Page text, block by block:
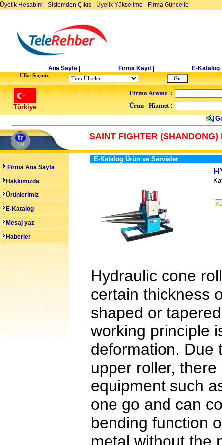
Üyelik Hesabım - Sistemden Çıkış - Üyelik Yükseltme - Firma Güncelle
Ana Sayfa Firma Kayıt E-Katalog
Ulke Seçiniz
Türkiye
Firma Arama :
Ürün - Hizmet :
SAINT FIGHTER (SHANDONG)
Firma Ana Sayfa
Hakkımızda
Ürünlerimiz
E-Katalog
Mesaj yaz
Haberler
E-Katalog Ürün ve Servisler
Hydraulic cone
certain thickness
shaped or
working principle
deformation. Due
upper roller,
equipment such
one go and can
bending function
metal without the